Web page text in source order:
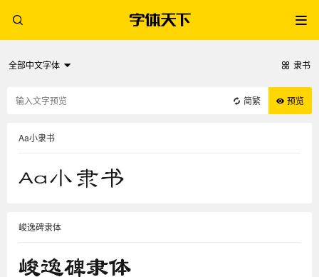
全部中文字体 隶书
简繁 预览
Aa小隶书
峻逸碑隶体